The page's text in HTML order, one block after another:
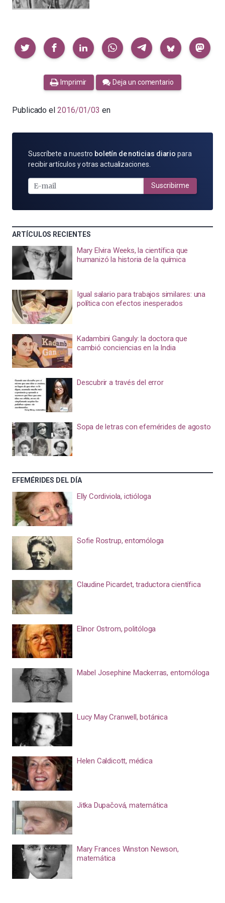
Compartir
Imprimir Deja un comentario
Publicado el 2016/01/03 en
SUSCRÍBETE
POR
MAIL
Suscríbete a nuestro boletín de noticias diario para
recibir artículos y otras actualizaciones.
Suscribirme
ARTÍCULOS RECIENTES
Mary Elvira Weeks, la científica que
humanizó la historia de la química
Igual salario para trabajos similares: una
política con efectos inesperados
Kadambini Ganguly: la doctora que
cambió conciencias en la India
Descubrir a través del error
Sopa de letras con efemérides de agosto
EFEMÉRIDES DEL DÍA
Elly Cordiviola, ictióloga
Sofie Rostrup, entomóloga
Claudine Picardet, traductora científica
Elinor Ostrom, politóloga
Mabel Josephine Mackerras, entomóloga
Lucy May Cranwell, botánica
Helen Caldicott, médica
Jitka Dupačová, matemática
Mary Frances Winston Newson,
matemática